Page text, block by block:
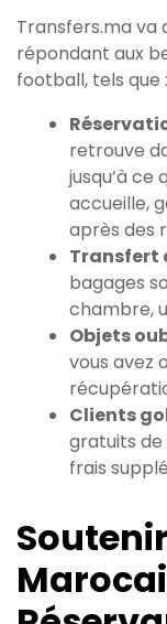
Transfers.ma
répondant aux
football, tels que :
retrouve
jusqu’à ce
accueille,
après des
Transfert
bagages
chambre,
Objets
vous avez
Clients
gratuits de
frais